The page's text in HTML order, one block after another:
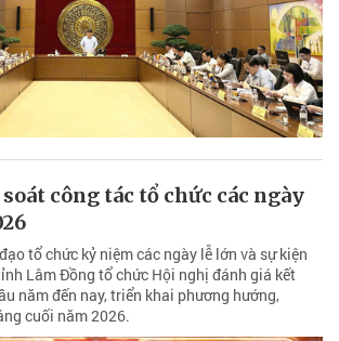
công tác tổ chức các ngày
tổ chức kỷ niệm các ngày lễ lớn và sự kiện
Lâm Đồng tổ chức Hội nghị đánh giá kết
năm đến nay, triển khai phương hướng,
cuối năm 2026.